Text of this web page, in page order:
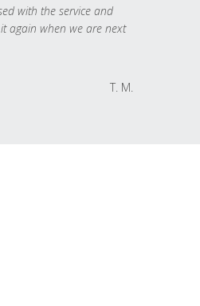
with the service and
again when we are next
T. M.